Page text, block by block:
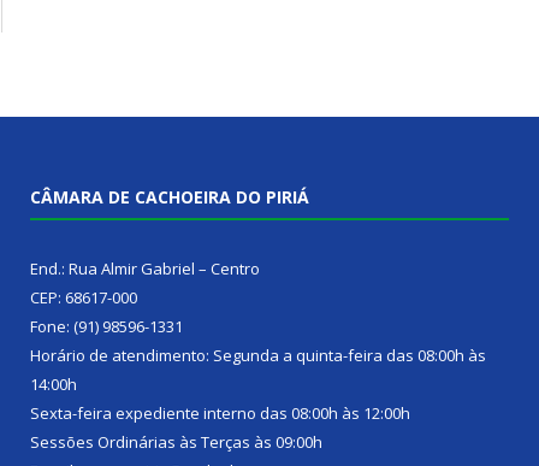
CÂMARA DE CACHOEIRA DO PIRIÁ
End.: Rua Almir Gabriel – Centro
CEP: 68617-000
Fone: (91) 98596-1331
Horário de atendimento: Segunda a quinta-feira das 08:00h às
14:00h
Sexta-feira expediente interno das 08:00h às 12:00h
Sessões Ordinárias às Terças às 09:00h